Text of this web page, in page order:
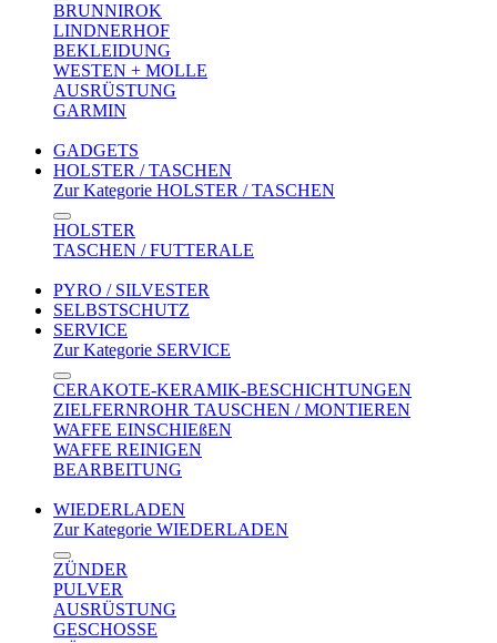
BRUNNIROK
LINDNERHOF
BEKLEIDUNG
WESTEN + MOLLE
AUSRÜSTUNG
GARMIN
GADGETS
HOLSTER / TASCHEN
Zur Kategorie HOLSTER / TASCHEN
HOLSTER
TASCHEN / FUTTERALE
PYRO / SILVESTER
SELBSTSCHUTZ
SERVICE
Zur Kategorie SERVICE
CERAKOTE-KERAMIK-BESCHICHTUNGEN
ZIELFERNROHR TAUSCHEN / MONTIEREN
WAFFE EINSCHIEßEN
WAFFE REINIGEN
BEARBEITUNG
WIEDERLADEN
Zur Kategorie WIEDERLADEN
ZÜNDER
PULVER
AUSRÜSTUNG
GESCHOSSE